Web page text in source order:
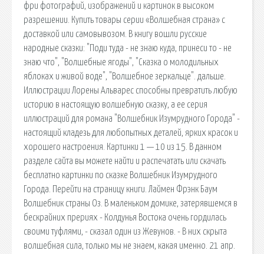
фри фотографий, изображений и картинок в высоком
разрешении. Купить товары серии «Волшебная страна» с
доставкой или самовывозом. В книгу вошли русские
народные сказки: "Поди туда - не знаю куда, принеси то - не
знаю что", "Волшебные ягоды", "Сказка о молодильных
яблоках и живой воде", "Волшебное зеркальце". дальше.
Иллюстрации Лорены Альварес способны превратить любую
историю в настоящую волшебную сказку, а ее серия
иллюстраций для романа "Волшебник Изумрудного Города" -
настоящий кладезь для любопытных деталей, ярких красок и
хорошего настроения. Картинки 1 — 10 из 15. В данном
разделе сайта вы можете найти и распечатать или скачать
бесплатно картинки по сказке Волшебник Изумрудного
Города. Перейти на страницу книги. Лаймен Фрэнк Баум
Волшебник страны Оз. В маленьком домике, затерявшемся в
бескрайних прериях - Колдунья Востока очень гордилась
своими туфлями, - сказал один из Жевунов. - В них скрыта
волшебная сила, только мы не знаем, какая именно. 21 апр.